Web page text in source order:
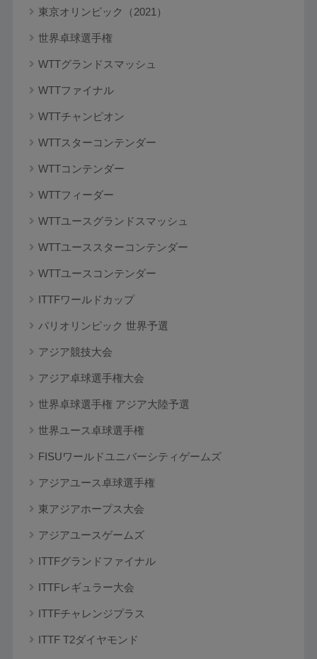
東京オリンピック（2021）
世界卓球選手権
WTTグランドスマッシュ
WTTファイナル
WTTチャンピオン
WTTスターコンテンダー
WTTコンテンダー
WTTフィーダー
WTTユースグランドスマッシュ
WTTユーススターコンテンダー
WTTユースコンテンダー
ITTFワールドカップ
パリオリンピック 世界予選
アジア競技大会
アジア卓球選手権大会
世界卓球選手権 アジア大陸予選
世界ユース卓球選手権
FISUワールドユニバーシティゲームズ
アジアユース卓球選手権
東アジアホープス大会
アジアユースゲームズ
ITTFグランドファイナル
ITTFレギュラー大会
ITTFチャレンジプラス
ITTF T2ダイヤモンド